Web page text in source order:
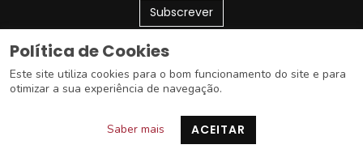
Política de Cookies
Este site utiliza cookies para o bom funcionamento do site e para
otimizar a sua experiência de navegação.
Saber mais ACEITAR
Subscrever
AEBB – Associação Empresarial da Beira Baixa © 2026 Todos os
Design & Powered byNetsigma